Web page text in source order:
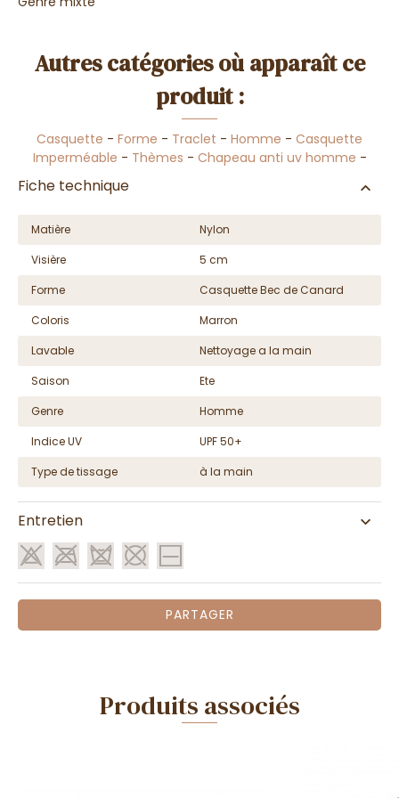
Autres catégories où apparaît ce
produit :
Casquette - Forme - Traclet - Homme - Casquette
Imperméable - Thèmes - Chapeau anti uv homme -
Fiche technique
Matière
Nylon
Visière
5 cm
Forme
Casquette Bec de Canard
Coloris
Marron
Lavable
Nettoyage a la main
Saison
Ete
Genre
Homme
Indice UV
UPF 50+
Type de tissage
à la main
Entretien
PARTAGER
Produits associés